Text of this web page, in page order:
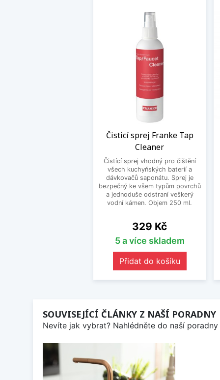
Čisticí sprej Franke Tap
Cleaner
Čistící sprej vhodný pro čištění
všech kuchyňských baterií a
dávkovačů saponátu. Sprej je
bezpečný ke všem typům povrchů
a jednoduše odstraní veškerý
vodní kámen. Objem 250 ml.
Cena
329 Kč
5 a více skladem
Přidat do košíku
SOUVISEJÍCÍ ČLÁNKY Z NAŠÍ PORADNY
Nevíte jak vybrat? Nahlédněte do naší